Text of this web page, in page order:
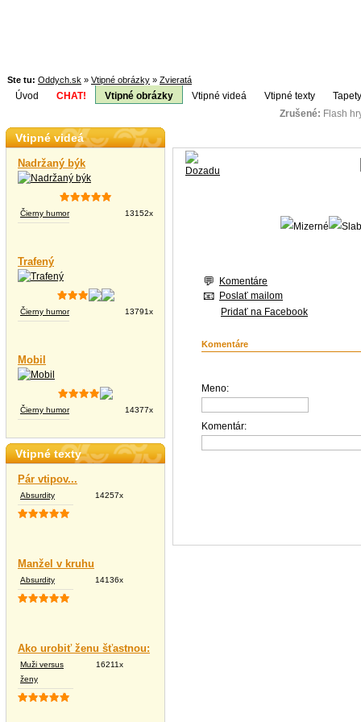
Ste tu: Oddych.sk » Vtipné obrázky » Zvieratá
Úvod CHAT! Vtipné obrázky Vtipné videá Vtipné texty
Zrušené: Flash
Vtipné videá
Nadržaný býk
Čierny humor 13152x
Trafený
Čierny humor 13791x
Mobil
Čierny humor 14377x
Vtipné texty
Pár vtipov...
Absurdity 14257x
Manžel v kruhu
Absurdity 14136x
Ako urobiť ženu šťastnou:
Muži versus
ženy
16211x
Komentáre
Poslať mailom
Pridať na Facebook
Komentáre
Meno:
Komentár: